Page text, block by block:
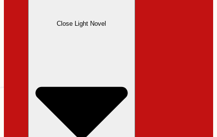
Close Light Novel